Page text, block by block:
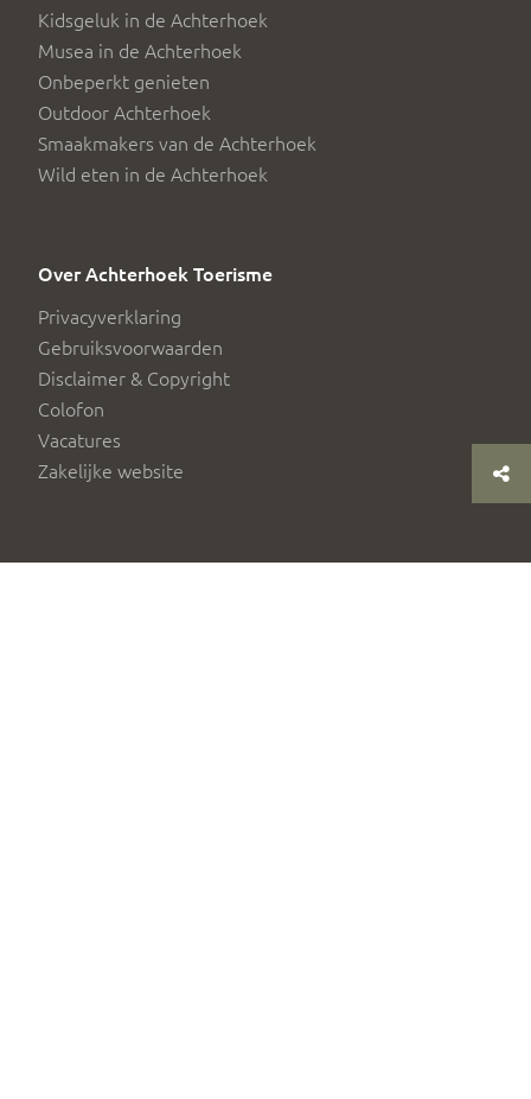
Kidsgeluk in de Achterhoek
Musea in de Achterhoek
Onbeperkt genieten
Outdoor Achterhoek
Smaakmakers van de Achterhoek
Wild eten in de Achterhoek
Over Achterhoek Toerisme
Privacyverklaring
Gebruiksvoorwaarden
Disclaimer & Copyright
Colofon
Vacatures
Zakelijke website
Volg ons op social media